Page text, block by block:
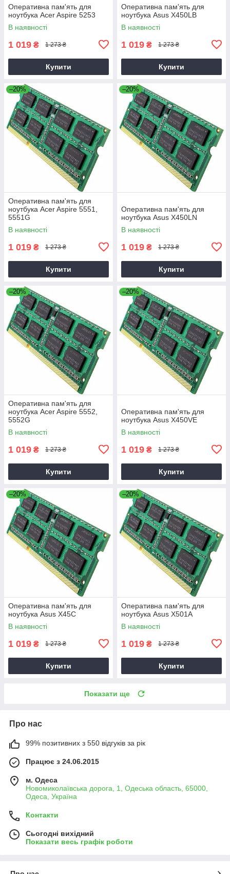
Оперативна пам'ять для
ноутбука Acer Aspire 5253
В наявності
1 019 ₴ 1 273 ₴
Купити
Оперативна пам'ять для
ноутбука Asus X450LB
В наявності
1 019 ₴ 1 273 ₴
Купити
–20%
Оперативна пам'ять для
ноутбука Acer Aspire 5551,
5551G
В наявності
1 019 ₴ 1 273 ₴
Купити
–20%
Оперативна пам'ять для
ноутбука Asus X450LN
В наявності
1 019 ₴ 1 273 ₴
Купити
–20%
Оперативна пам'ять для
ноутбука Acer Aspire 5552,
5552G
В наявності
1 019 ₴ 1 273 ₴
Купити
–20%
Оперативна пам'ять для
ноутбука Asus X450VE
В наявності
1 019 ₴ 1 273 ₴
Купити
–20%
Оперативна пам'ять для
ноутбука Asus X45C
В наявності
1 019 ₴ 1 273 ₴
Купити
–20%
Оперативна пам'ять для
ноутбука Asus X501A
В наявності
1 019 ₴ 1 273 ₴
Купити
Показати ще
Про нас
99% позитивних з 550 відгуків за рік
Працює з 24.06.2015
м. Одеса
Новомиколаївська дорога, 1, Одеська область, 65000,
Одеса, Україна
Контакти
Сьогодні вихідний
Показати весь графік роботи